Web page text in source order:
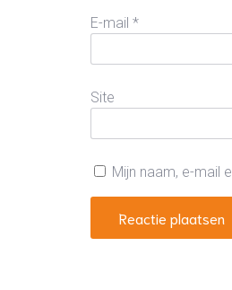
E-mail *
Site
Mijn naam, e-mail